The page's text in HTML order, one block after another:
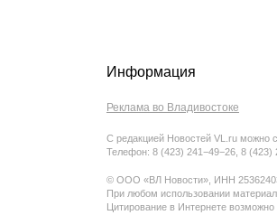
Информация
Реклама во Владивостоке
С редакцией Новостей VL.ru можно
Телефон: 8 (423) 241−49−26, 8 (423)
© ООО «ВЛ Новости», ИНН
При любом использовании
Цитирование в Интернете